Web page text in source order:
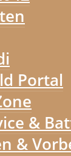
Portal
&
&